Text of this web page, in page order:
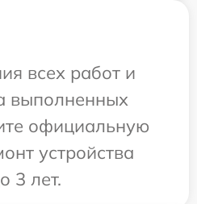
всех работ и
выполненных
официальную
устройства
3 лет.